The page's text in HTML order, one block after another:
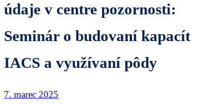
údaje v centre pozornosti:
Seminár o budovaní kapacít
IACS a využívaní pôdy
7. marec 2025